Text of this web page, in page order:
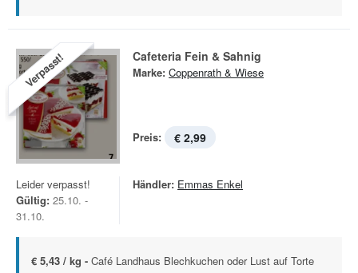
Verpasst! Cafeteria Fein & Sahnig
Marke: Coppenrath & Wiese
Preis: € 2,99
Leider verpasst!
Gültig: 25.10. -
31.10.
Händler: Emmas Enkel
€ 5,43 / kg - Café Landhaus Blechkuchen oder Lust auf Torte